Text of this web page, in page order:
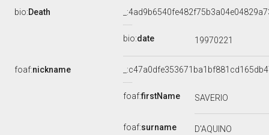
bio:Death
bio:date 19970221
foaf:nickname
foaf:firstName SAVERIO
foaf:surname D'AQUINO